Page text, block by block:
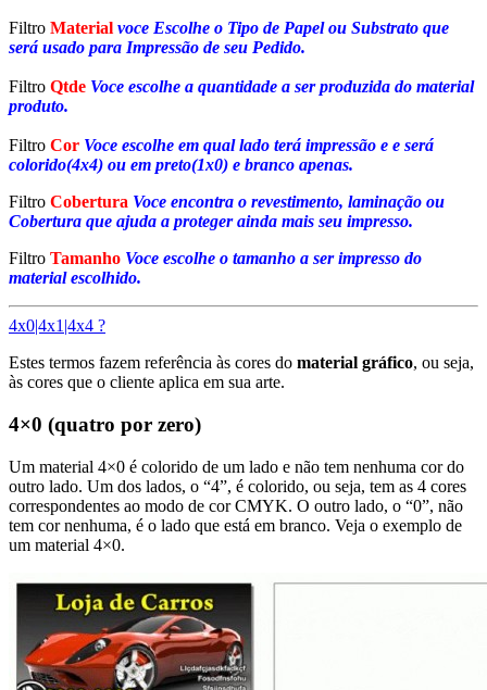
Filtro Material voce Escolhe o Tipo de Papel ou Substrato que
será usado para Impressão de seu Pedido.
Filtro Qtde Voce escolhe a quantidade a ser produzida do material
produto.
Filtro Cor Voce escolhe em qual lado terá impressão e e será
colorido(4x4) ou em preto(1x0) e branco apenas.
Filtro Cobertura Voce encontra o revestimento, laminação ou
Cobertura que ajuda a proteger ainda mais seu impresso.
Filtro Tamanho Voce escolhe o tamanho a ser impresso do
material escolhido.
4x0|4x1|4x4 ?
Estes termos fazem referência às cores do material gráfico, ou seja,
às cores que o cliente aplica em sua arte.
4×0 (quatro por zero)
Um material 4×0 é colorido de um lado e não tem nenhuma cor do
outro lado. Um dos lados, o “4”, é colorido, ou seja, tem as 4 cores
correspondentes ao modo de cor CMYK. O outro lado, o “0”, não
tem cor nenhuma, é o lado que está em branco. Veja o exemplo de
um material 4×0.